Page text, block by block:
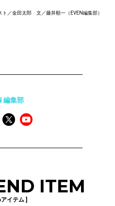
／金田太郎 文／藤井順一（EVEN編集部）
編集部
ITEM
イテム ]